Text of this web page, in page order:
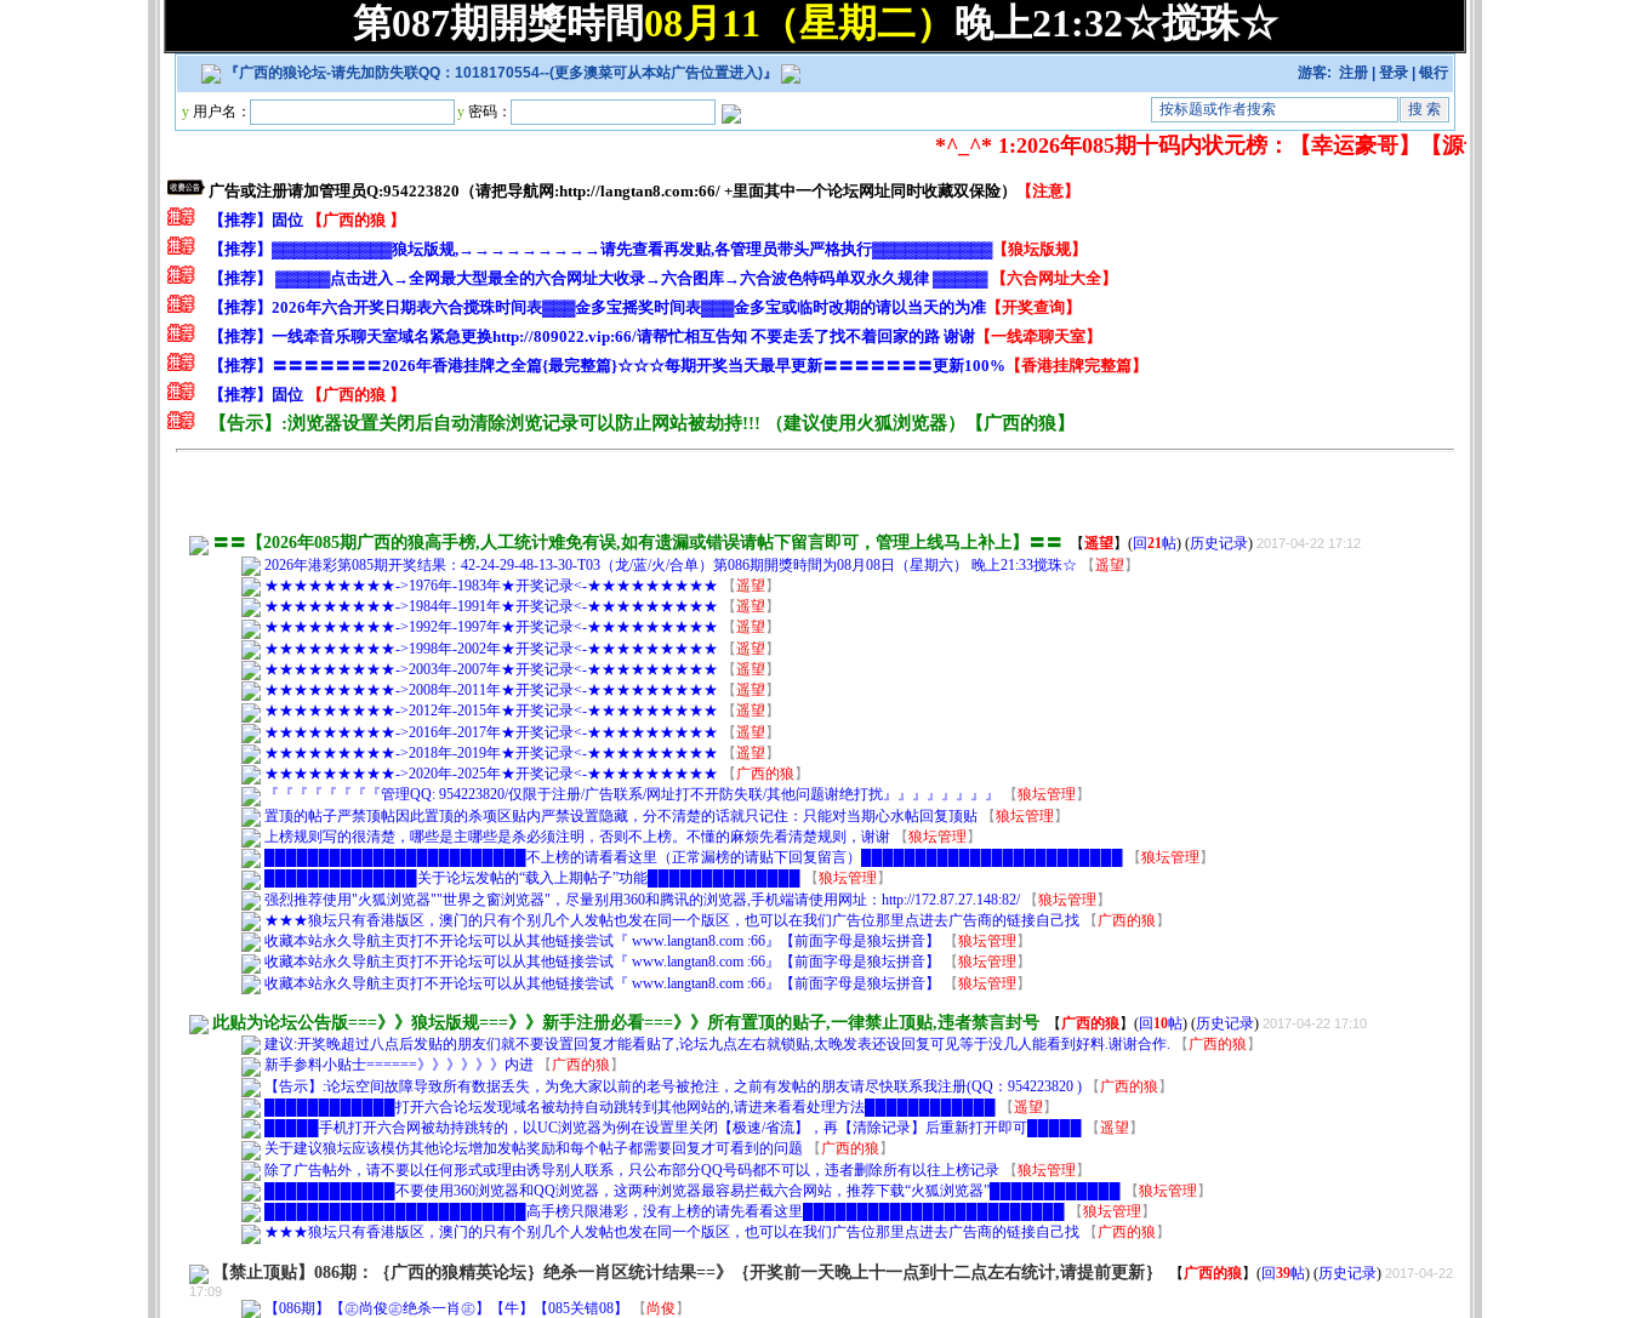
第087期開獎時間08月11（星期二） 晚上21:32☆搅珠☆
游客: 注册| 登录| 银行
『广西的狼论坛-请先加防失联QQ：1018170554--(更多澳菜可从本站广告位置进入)』
y用户名： y密码：
*^_^* 1:2026年085期十码内状元榜：【幸运豪哥】【源于感恩】【李钟意】【好
〓〓【2026年085期广西的狼高手榜,人工统计难免有误,如有遗漏或错误请帖下留言即可，管理上线马上补上】〓〓 【遥望】(回21帖) (历史记录)2017-04-22 17:12
2026年港彩第085期开奖结果：42-24-29-48-13-30-T03（龙/蓝/火/合单）第086期開獎時間为08月08日（星期六） 晚上21:33搅珠☆ 【遥望 】
★★★★★★★★★->1976年-1983年★开奖记录<-★★★★★★★★★
【遥望 】
★★★★★★★★★->1984年-1991年★开奖记录<-★★★★★★★★★
【遥望 】
★★★★★★★★★->1992年-1997年★开奖记录<-★★★★★★★★★
【遥望 】
★★★★★★★★★->1998年-2002年★开奖记录<-★★★★★★★★★
【遥望 】
★★★★★★★★★->2003年-2007年★开奖记录<-★★★★★★★★★
【遥望 】
★★★★★★★★★->2008年-2011年★开奖记录<-★★★★★★★★★
【遥望 】
★★★★★★★★★->2012年-2015年★开奖记录<-★★★★★★★★★
【遥望 】
★★★★★★★★★->2016年-2017年★开奖记录<-★★★★★★★★★
【遥望 】
★★★★★★★★★->2018年-2019年★开奖记录<-★★★★★★★★★
【遥望 】
★★★★★★★★★->2020年-2025年★开奖记录<-★★★★★★★★★
【 广西的狼 】
『『『『『『『『管理QQ: 954223820/仅限于注册/广告联系/网址打不开防失联/其他问题谢绝打扰』』』』』』』』
【狼坛管理 】
置顶的帖子严禁顶帖因此置顶的杀项区贴内严禁设置隐藏，分不清楚的话就只记住：只能对当期心水帖回复顶贴
【狼坛管理 】
上榜规则写的很清楚，哪些是主哪些是杀必须注明，否则不上榜。不懂的麻烦先看清楚规则，谢谢
【狼坛管理 】
████████████████████████不上榜的请看看这里（正常漏榜的请贴下回复留言）████████████████████████
【狼坛管理 】
██████████████关于论坛发帖的“载入上期帖子”功能██████████████
【狼坛管理 】
强烈推荐使用"火狐浏览器""世界之窗浏览器"，尽量别用360和腾讯的浏览器,手机端请使用网址：http://172.87.27.148:82/
【狼坛管理 】
★★★狼坛只有香港版区，澳门的只有个别几个人发帖也发在同一个版区，也可以在我们广告位那里点进去广告商的链接自己找
【 广西的狼 】
收藏本站永久导航主页打不开论坛可以从其他链接尝试『 www.langtan8.com :66』【前面字母是狼坛拼音】
【狼坛管理 】
收藏本站永久导航主页打不开论坛可以从其他链接尝试『 www.langtan8.com :66』【前面字母是狼坛拼音】
【狼坛管理 】
收藏本站永久导航主页打不开论坛可以从其他链接尝试『 www.langtan8.com :66』【前面字母是狼坛拼音】
【狼坛管理 】
此贴为论坛公告版===》》狼坛版规===》》新手注册必看===》》所有置顶的贴子,一律禁止顶贴,违者禁言封号 【广西的狼】(回10帖) (历史记录)2017-04-22 17:10
建议:开奖晚超过八点后发贴的朋友们就不要设置回复才能看贴了,论坛九点左右就锁贴,太晚发表还设回复可见等于没几人能看到好料.谢谢合作. 【 广西的狼 】
新手参料小贴士======》》》》》》内进
【 广西的狼 】
【告示】:论坛空间故障导致所有数据丢失，为免大家以前的老号被抢注，之前有发帖的朋友请尽快联系我注册(QQ：954223820 )
【 广西的狼 】
████████████打开六合论坛发现域名被劫持自动跳转到其他网站的,请进来看看处理方法████████████
【遥望 】
█████手机打开六合网被劫持跳转的，以UC浏览器为例在设置里关闭【极速/省流】，再【清除记录】后重新打开即可█████
【遥望 】
关于建议狼坛应该模仿其他论坛增加发帖奖励和每个帖子都需要回复才可看到的问题
【 广西的狼 】
除了广告帖外，请不要以任何形式或理由诱导别人联系，只公布部分QQ号码都不可以，违者删除所有以往上榜记录
【狼坛管理 】
████████████不要使用360浏览器和QQ浏览器，这两种浏览器最容易拦截六合网站，推荐下载“火狐浏览器”████████████
【狼坛管理 】
████████████████████████高手榜只限港彩，没有上榜的请先看看这里████████████████████████
【狼坛管理 】
★★★狼坛只有香港版区，澳门的只有个别几个人发帖也发在同一个版区，也可以在我们广告位那里点进去广告商的链接自己找
【 广西的狼 】
【禁止顶贴】086期：｛广西的狼精英论坛｝绝杀一肖区统计结果==》｛开奖前一天晚上十一点到十二点左右统计,请提前更新｝ 【广西的狼】(回39帖) (历史记录) 2017-04-22
17:09
【086期】【㊣尚俊㊣绝杀一肖㊣】【牛】【085关错08】 【尚俊 】